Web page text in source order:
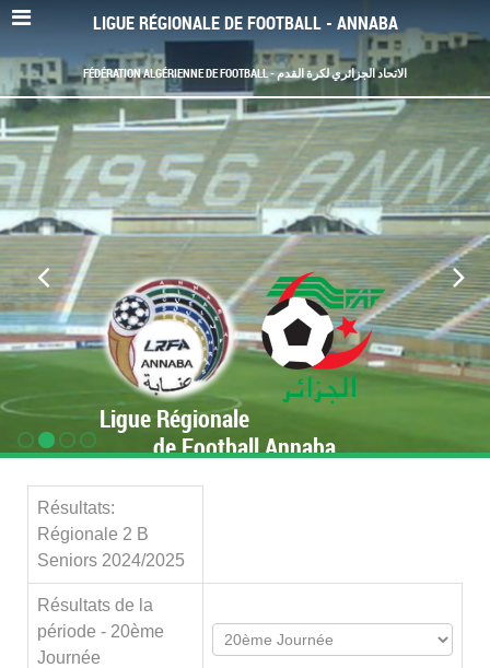
LIGUE RÉGIONALE DE FOOTBALL - ANNABA
FÉDÉRATION ALGÉRIENNE DE FOOTBALL - الاتحاد الجزائري لكرة القدم
Ligue Régionale
de Football Annaba
Résultats:
Régionale 2 B
Seniors 2024/2025
Résultats de la
période - 20ème
Journée